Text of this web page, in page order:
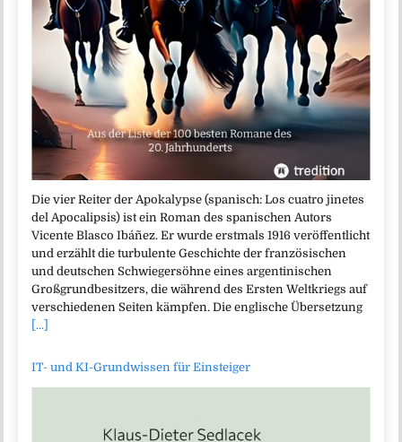
Die vier Reiter der Apokalypse (spanisch: Los cuatro jinetes
del Apocalipsis) ist ein Roman des spanischen Autors
Vicente Blasco Ibáñez. Er wurde erstmals 1916 veröffentlicht
und erzählt die turbulente Geschichte der französischen
und deutschen Schwiegersöhne eines argentinischen
Großgrundbesitzers, die während des Ersten Weltkriegs auf
verschiedenen Seiten kämpfen. Die englische Übersetzung
[...]
IT- und KI-Grundwissen für Einsteiger